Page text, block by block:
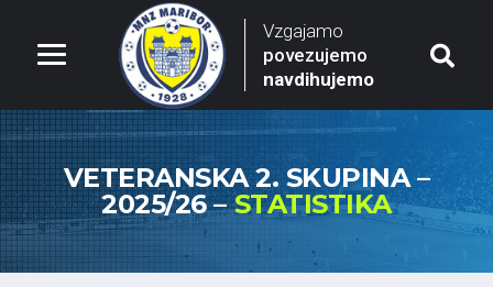
Vzgajamo
povezujemo
navdihujemo
VETERANSKA 2. SKUPINA –
2025/26 –STATISTIKA